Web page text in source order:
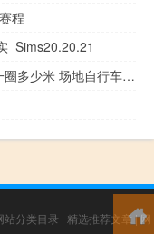
程
_Sims20.20.21
伦敦奥运会场地自行车女子团体争先赛一圈多少米 场地自行车争先赛规则
站分类目录 | 精选推荐文章|网